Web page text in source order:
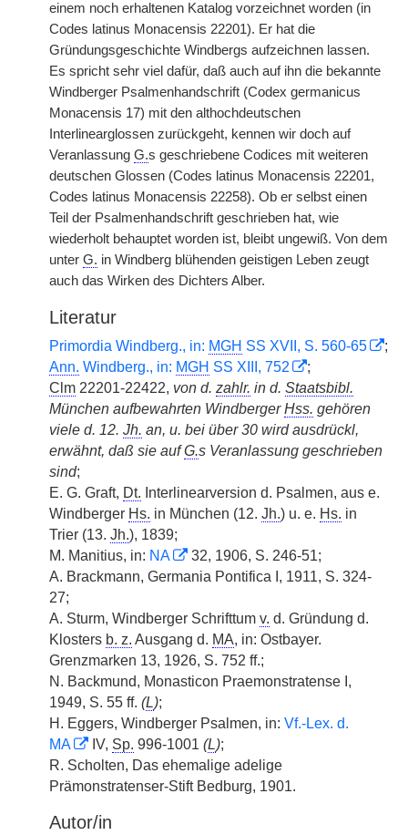
einem noch erhaltenen Katalog vorzeichnet worden (in
Codes latinus Monacensis 22201). Er hat die
Gründungsgeschichte Windbergs aufzeichnen lassen.
Es spricht sehr viel dafür, daß auch auf ihn die bekannte
Windberger Psalmenhandschrift (Codex germanicus
Monacensis 17) mit den althochdeutschen
Interlinearglossen zurückgeht, kennen wir doch auf
Veranlassung G.s geschriebene Codices mit weiteren
deutschen Glossen (Codes latinus Monacensis 22201,
Codes latinus Monacensis 22258). Ob er selbst einen
Teil der Psalmenhandschrift geschrieben hat, wie
wiederholt behauptet worden ist, bleibt ungewiß. Von dem
unter G. in Windberg blühenden geistigen Leben zeugt
auch das Wirken des Dichters Alber.
Literatur
Primordia Windberg., in: MGH SS XVII, S. 560-65
;
Ann. Windberg., in: MGH SS XIII, 752
;
Clm 22201-22422, von d. zahlr. in d. Staatsbibl.
München aufbewahrten WindbergerHss. gehören
viele d. 12. Jh. an, u. bei über 30 wird ausdrückl,
erwähnt, daß sie aufG.s Veranlassung geschrieben
sind;
E. G. Graft, Dt. Interlinearversion d. Psalmen, aus e.
Windberger Hs. in München (12. Jh.) u. e. Hs. in
Trier (13. Jh.), 1839;
M. Manitius, in: NA
32, 1906, S. 246-51;
A. Brackmann, Germania Pontifica I, 1911, S. 324-
27;
A. Sturm, Windberger Schrifttum v. d. Gründung d.
Klosters b. z. Ausgang d. MA, in: Ostbayer.
Grenzmarken 13, 1926, S. 752 ff.;
N. Backmund, Monasticon Praemonstratense I,
1949, S. 55 ff. (L);
H. Eggers, Windberger Psalmen, in: Vf.-Lex. d.
MA
IV, Sp. 996-1001 (L);
R. Scholten, Das ehemalige adelige
Prämonstratenser-Stift Bedburg, 1901.
Autor/in